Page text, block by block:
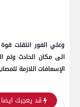
وعلي الفور انتقلت
الى مكان الحادث وتم
الإسعافات اللازمة
قد يعجبك ايضا